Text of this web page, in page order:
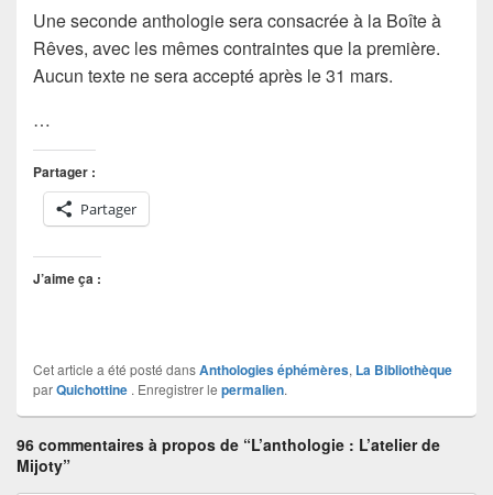
Uneseconde anthologiesera consacrée à la Boîte à
Rêves, avec les mêmes contraintes que la première.
Aucun texte ne sera accepté après le 31 mars.
…
Partager :
Partager
J’aime ça :
Cet article a été posté dansAnthologies éphémères, La Bibliothèque
parQuichottine . Enregistrer le permalien.
96 commentaires à propos de “L’anthologie : L’atelier de
Mijoty”